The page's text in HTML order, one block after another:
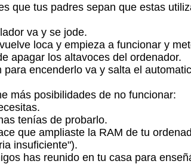
que tus padres sepan que estas
va y se jode.
loca y empieza a funcionar y
apagar los altavoces del ordenador.
para encenderlo va y salta el
más posibilidades de no funcionar:
tenías de probarlo.
que ampliaste la RAM de tu
insuficiente").
has reunido en tu casa para